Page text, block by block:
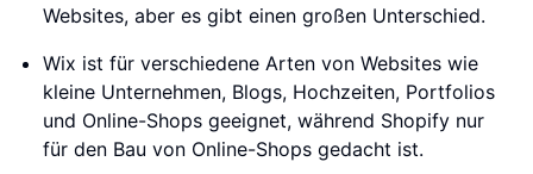
Websites, aber es gibt einen großen Unterschied.
Wix ist für verschiedene Arten von Websites wie
kleine Unternehmen, Blogs, Hochzeiten, Portfolios
und Online-Shops geeignet, während Shopify nur
für den Bau von Online-Shops gedacht ist.